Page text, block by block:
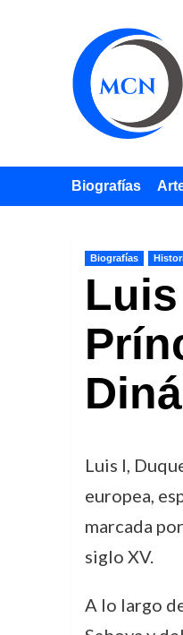
Biografías
Biografías
Luis I,
europea,
marcada
siglo XV.
A lo largo